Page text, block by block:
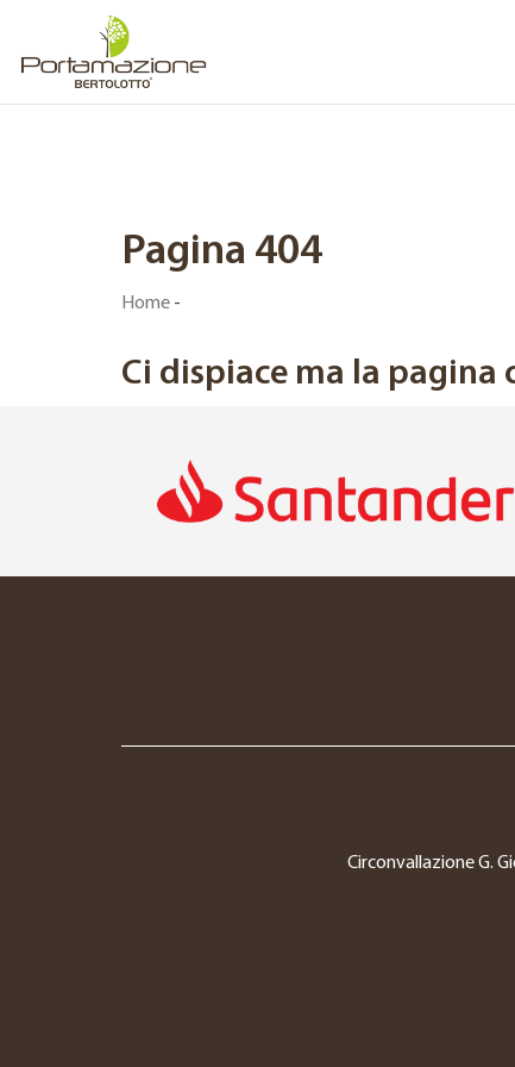
Pagina 404
Home -
Ci dispiace ma la pagina
Circonvallazione G.